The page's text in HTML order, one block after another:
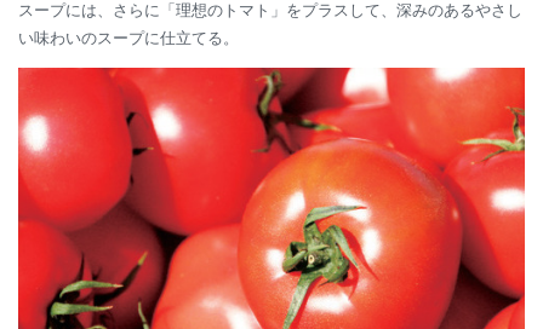
スープには、さらに「理想のトマト」をプラスして、深みのあるやさし
い味わいのスープに仕立てる。